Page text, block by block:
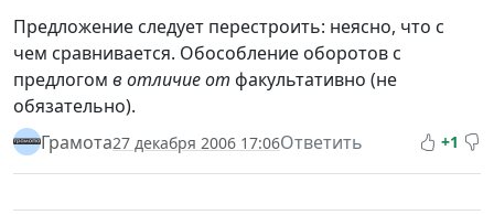
Предложение следует перестроить: неясно, что с
чем сравнивается. Обособление оборотов с
предлогом в отличие от факультативно (не
обязательно).
Грамота27 декабря 2006 17:06Ответить +1